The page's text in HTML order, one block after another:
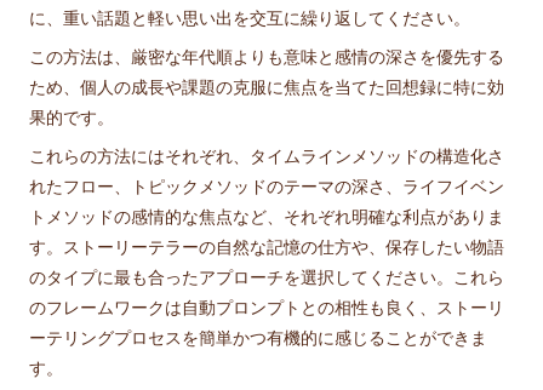
に、重い話題と軽い思い出を交互に繰り返してください。
この方法は、厳密な年代順よりも意味と感情の深さを優先する
ため、個人の成長や課題の克服に焦点を当てた回想録に特に効
果的です。
これらの方法にはそれぞれ、タイムラインメソッドの構造化さ
れたフロー、トピックメソッドのテーマの深さ、ライフイベン
トメソッドの感情的な焦点など、それぞれ明確な利点がありま
す。ストーリーテラーの自然な記憶の仕方や、保存したい物語
のタイプに最も合ったアプローチを選択してください。これら
のフレームワークは自動プロンプトとの相性も良く、ストーリ
ーテリングプロセスを簡単かつ有機的に感じることができま
す。